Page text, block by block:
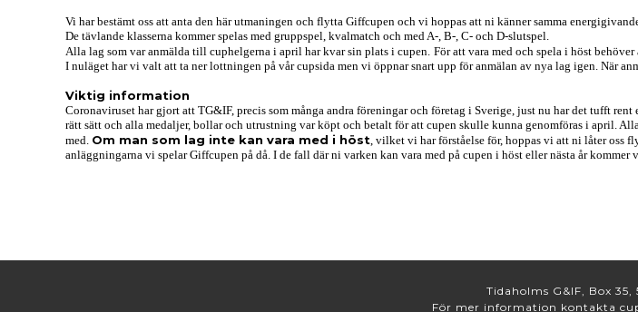
Vi har bestämt oss att anta den här utmaningen och flytta Giffcupen och vi hoppas att ni känner samma
De tävlande klasserna kommer spelas med gruppspel, kvalmatch och med A-, B-, C- och D-slutspel.
Alla lag som var anmälda till cuphelgerna i april har kvar sin plats i cupen. För att vara med och spela i höst
I nuläget har vi valt att ta ner lottningen på vår cupsida men vi öppnar snart upp för anmälan av nya lag igen. När
Viktig information
Coronaviruset har gjort att TG&IF, precis som många andra föreningar och företag i Sverige, just nu har det tufft
rätt sätt och alla medaljer, bollar och utrustning var köpt och betalt för att cupen skulle kunna genomföras i april.
med. Om man som lag inte kan vara med i höst, vilket vi har förståelse för, hoppas vi att ni låter oss
anläggningarna vi spelar Giffcupen på då. I de fall där ni varken kan vara med på cupen i höst eller nästa år
Tidaholms G&IF, Box 35,
För mer information kontakta